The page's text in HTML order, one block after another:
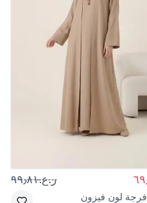
ر.ع.٩٩٫٨١
فرجة لون فيزون